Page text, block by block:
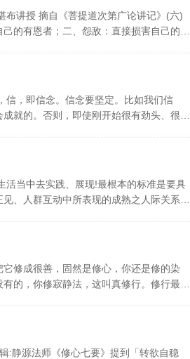
布讲授 摘自《菩提道次第广论讲记》(六)
的有恩者；二、怨敌：直接损害自己的
信，即信念。信念要坚定。比如我们信
就的。否则，即使刚开始很有劲头、很努
活当中去实践、展现!最根本的标准是要具
、人群互动中所表现的成熟之人际关系，
修成很善，固然是修心，你还是修的染
的，你修寂静法，这叫真修行。修行最重
:静源法师《修心七要》提到「转欲自稳